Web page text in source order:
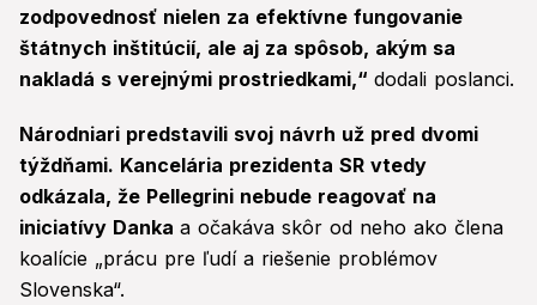
zodpovednosť nielen za efektívne fungovanie
štátnych inštitúcií, ale aj za spôsob, akým sa
nakladá s verejnými prostriedkami,“ dodali poslanci.
Národniari predstavili svoj návrh už pred dvomi
týždňami. Kancelária prezidenta SR vtedy
odkázala, že Pellegrini nebude reagovať na
iniciatívy Danka a očakáva skôr od neho ako člena
koalície „prácu pre ľudí a riešenie problémov
Slovenska“.